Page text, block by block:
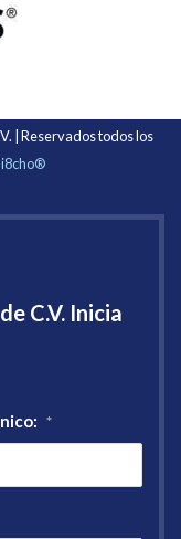
| Reservados todos los
C.V. Inicia
*